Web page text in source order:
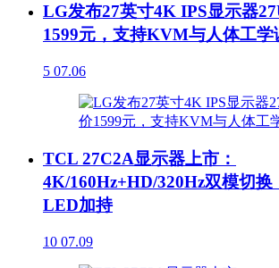
LG发布27英寸4K IPS显示器
1599元，支持KVM与人体工学
5 07.06
TCL 27C2A显示器上市：
4K/160Hz+HD/320Hz双模切
LED加持
10 07.09